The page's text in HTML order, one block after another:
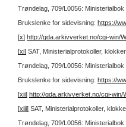
Trøndelag, 709/L0056:
Brukslenke for sidevisning: https://
[x] http://gda.arkivverket.no/cgi-win/
[xi] SAT, Ministerialprotokoller,
Trøndelag, 709/L0056:
Brukslenke for sidevisning: https://
[xii] http://gda.arkivverket.no/cgi-win/
[xiii] SAT, Ministerialprotokoller,
Trøndelag, 709/L0056: